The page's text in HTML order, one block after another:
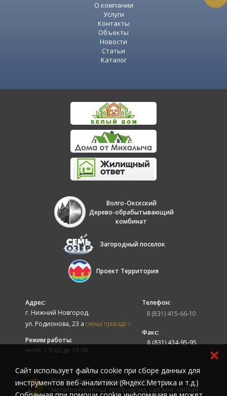
О компании
Услуги
Контакты
Объекты
Новости
Статьи
Каталог
Волго-Окскский
Дерево-обрабытывающий
комбинат
Загородный поселок
Проект Территория
Адрес:
г. Нижний Новгород,
ул. Родионова, 23 а схема проезда >
Режим работы:
пн-пт: с 9-00 до 18-00
Телефон:
8 (831) 415-66-10
Факс:
8 (831) 434-95-95
Мастер-Люкс - кровельные материалы:
металлочерепица, профнастил, сайдинг, гибкая
Cайт использует файлы cookie при сборе данных для
инструментов веб-аналитики (Яндекс.Метрика и т.д.)